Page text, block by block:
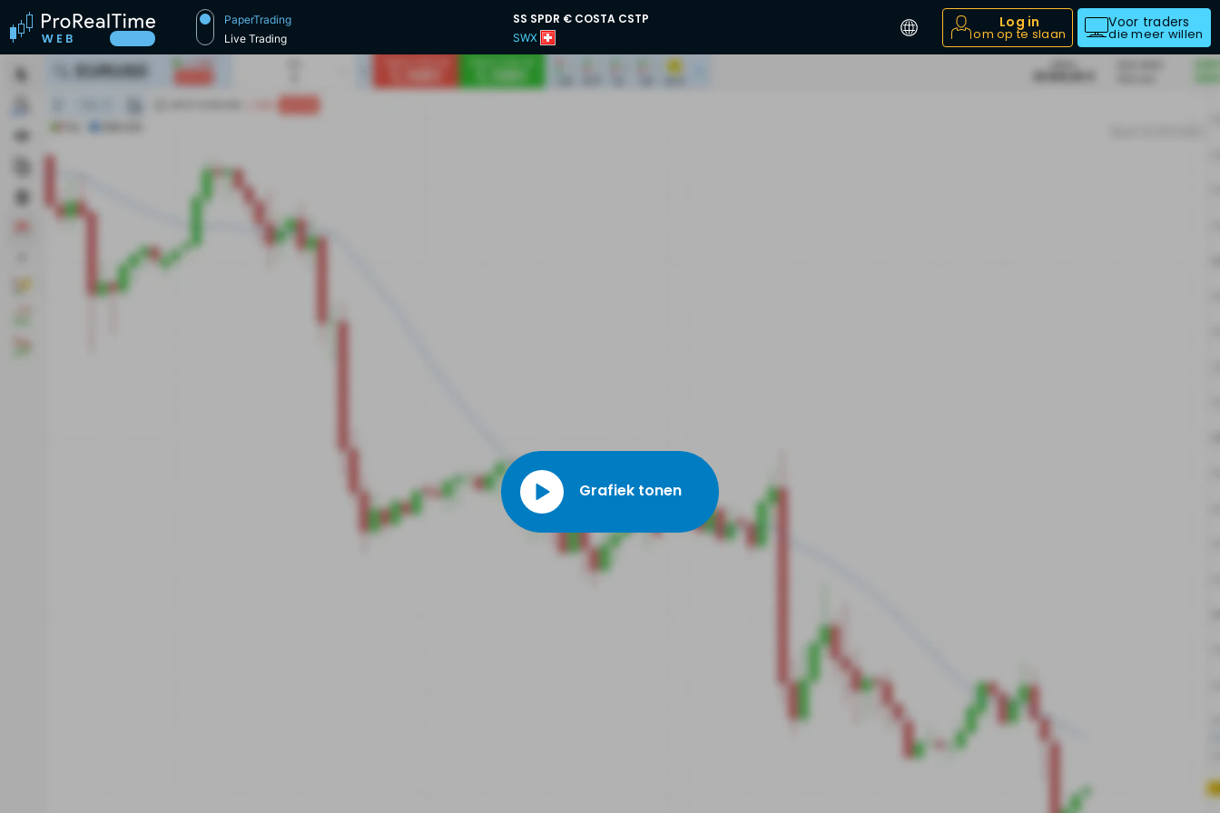
PaperTrading
Live Trading
SS SPDR € COSTA CSTP
SWX
Log in
om op te slaan
Voor traders
die meer willen
Grafiek tonen